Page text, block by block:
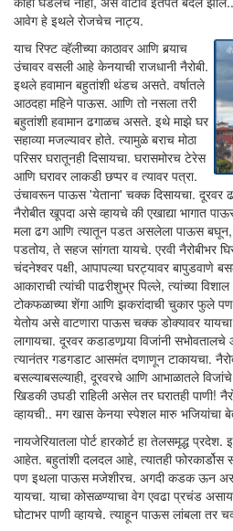
आवेग हे इथले रोजचेच नाट्य.
याच रिफ्ट व्हॅलीच्या काठावर आणि बर्‍याच
उंचावर वसली आहे केनयाची राजधानी नैरोबी.
इथले हवामान बहुतांशी थंडच असते. वर्षातले
आठदहा महिने पाऊस. आणि तो नसला तरी
बहुतांशी हवामान ढगाळच असते. इथे माझे घर
सहाव्या मजल्यावर होते. त्यामुळे बराच मोठा
परिसर घरातूनही दिसायचा. घरासमोरच टेरेस
आणि घरावर लाकडी छप्पर व त्यावर पत्रा.
उंचावरून पाऊस 'येताना' चक्क दिसायचा. दूरवर
नैरोबीत खूपदा असे व्हायचे की एखाद्या भागात
मला ढग आणि त्यातून पडत असलेला पाऊस बघून,
पडतोय, ते सहज सांगता यायचे. एरवी नैरोबीभर
चंदनेश्वर पक्षी, आपापल्या घरट्यावर बापुडवाणे
आकाराची त्यांची पाढरीशुभ्र पिल्ले, त्यांच्या
टोकफळाच्या शेंगा आणि झकरांदाची चुकार फुले
येतोय असे वाटणारा पाऊस चक्क डोक्यावर
लागायचा. दूरवर कडाडणार्‍या विजांनी
त्यानंतर गडगडाट आसमंत दणाणून टाकायचा.
बसल्याबसल्याही, दूरवरचे आणि आभाळातले
खिडकी उघडी राहिली असेल तर घरातही पाणी!
व्हायची.. मग खास केनया स्पेशल मारु भजियांचा
नायजेरियातला पोर्ट हारकोर्ट हा तेलसमृद्ध
आहेत. बहुतांशी दलदल आहे, त्यातही फोरकार्डोस
पण इथला पाऊस मजेशीरच. अगदी कडक ऊन
यायचा. याचा कोसळण्याचा वेग एवढा प्रचंड
घोटाभर पाणी व्हायचे. त्याहून पाऊस लांबला तर